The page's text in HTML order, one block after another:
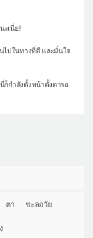
ะเนี่ย!!
ไปในทางที่ดี และมั่นใจ
ก็กำลังตั้งหน้าตั้งตารอ
ตา ชะลอวัย